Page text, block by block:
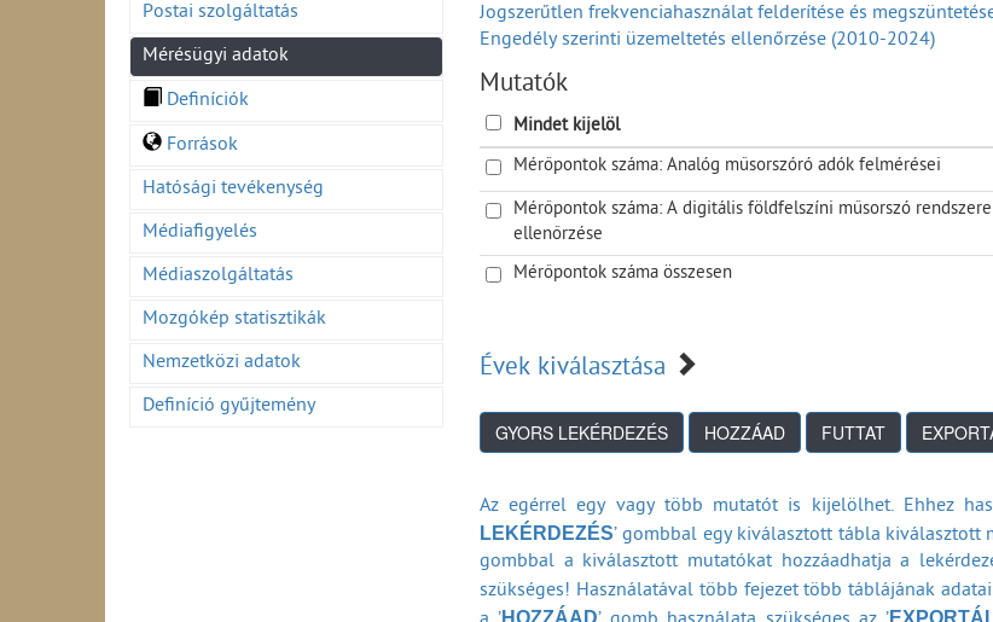
Postai szolgáltatás
Mérésügyi adatok
Definíciók
Források
Hatósági tevékenység
Médiafigyelés
Médiaszolgáltatás
Mozgókép statisztikák
Nemzetközi adatok
Definíció gyűjtemény
Jogszerűtlen frekvenciahasználat felderítése és
Engedély szerinti üzemeltetés ellenőrzése (2010-2024)
Zavarvizsgálat (2010-2024)
Térerősség mérések (2010-2024)
Szakhatósági vizsgálatok (2010-2024)
Berendezések piacfelügyeleti mérései (2010-2025)
Mutatók
Mindet kijelöl
Mérőpontok száma: Analóg műsorszóró adók felmérései
Mérőpontok száma: A digitális földfelszíni műsorszó
ellenőrzése
Mérőpontok száma összesen
Évek kiválasztása
Az egérrel egy vagy több mutatót is kijelölhet. Ehhez
LEKÉRDEZÉS’ gombbal egy kiválasztott tábla kiválasztott
gombbal a kiválasztott mutatókat hozzáadhatja a
szükséges! Használatával több fejezet több táblájának
HOZZÁAD